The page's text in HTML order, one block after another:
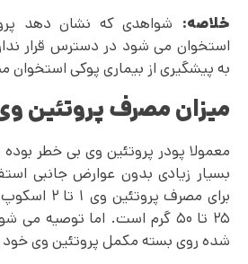
خلاصه: شواهدی که نشان دهد
استخوان می شود در دسترس قرار
به پیشگیری از بیماری پوکی استخوان
میزان مصرف پروتئین
معمولا پودر پروتئین وی بی خطر
بسیار زیادی بدون عوارض جانبی
برای مصرف
۲۵ تا ۵۰ گرم است. اما توصیه
شده روی بسته مکمل پروتئین وی خود